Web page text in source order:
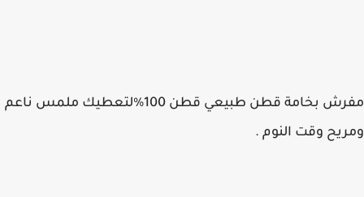
مفرش بخامة قطن طبيعي قطن 100%لتعطيك ملمس ناعم
ومريح وقت النوم .